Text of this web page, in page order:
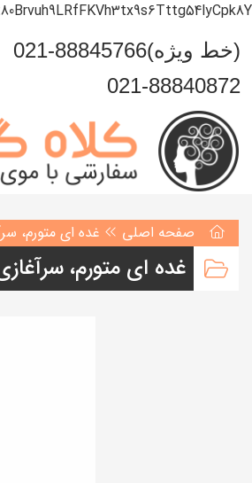
021-88845766(خط ویژه)
021-88840872
صفحه اصلی غده ای متورم،
غده ای متورم،